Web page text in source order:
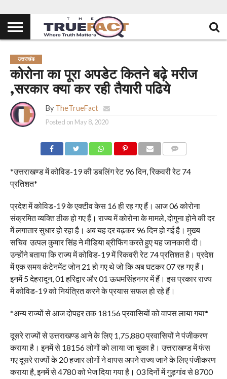
उत्तराखंड
कोरोना का पूरा अपडेट कितने बढ़े मरीज
,सरकार क्या कर रही तैयारी पढिये
By TheTrueFact
Posted on May 8, 2020
*उत्तराखण्ड में कोविड-19 की डबलिंग रेट 96 दिन, रिकवरी रेट 74
प्रतिशत*
प्रदेश में कोविड-19 के एक्टीव केस 16 ही रह गए हैं। आज 06 कोरोना
संक्रमित व्यक्ति ठीक हो गए हैं। राज्य में कोरोना के मामले, दोगुना होने की दर
में लगातार सुधार हो रहा है। अब यह दर बढ़कर 96 दिन हो गई है। मुख्य
सचिव उत्पल कुमार सिंह ने मीडिया ब्रीफिंग करते हुए यह जानकारी दी।
उन्होंने बताया कि राज्य में कोविड-19 में रिकवरी रेट 74 प्रतिशत है। प्रदेश
में एक समय कंटेनमेंट जोन 21 हो गए थे जो कि अब घटकर 07 रह गए हैं।
इनमें 5 देहरादून, 01 हरिद्वार और 01 ऊधमसिंहनगर में हैं। इस प्रकार राज्य
में कोविड-19 को नियंत्रित करने के प्रयास सफल हो रहे हैं।
*अन्य राज्यों से आज दोपहर तक 18156 प्रवासियों को वापस लाया गया*
दूसरे राज्यों से उत्तराखण्ड आने के लिए 1,75,880 प्रवासियों ने पंजीकरण
कराया है। इनमें से 18156 लोगों को लाया जा चुका है। उत्तराखण्ड में फंस
गए दूसरे राज्यों के 20 हजार लोगों ने वापस अपने राज्य जाने के लिए पंजीकरण
कराया है, इनमें से 4780 को भेज दिया गया है। 03 दिनों में गुड़गांव से 8700